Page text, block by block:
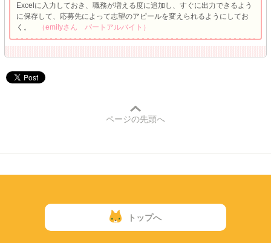
Excelに入力しておき、職務が増える度に追加し、すぐに出力できるよう
に保存して、応募先によって志望のアピールを変えられるようにしてお
く。
（emilyさん パートアルバイト）
ページの先頭へ
トップへ